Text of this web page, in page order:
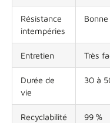
Résistance
intempéries
Bonne
Entretien Très
Durée de
vie
30 à
Recyclabilité 99 %